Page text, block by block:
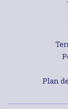
Plan